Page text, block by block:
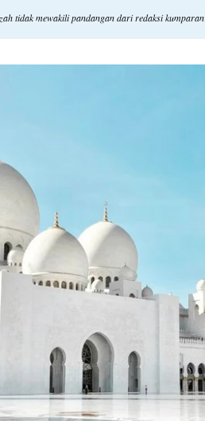
tidak mewakili pandangan dari redaksi kumparan